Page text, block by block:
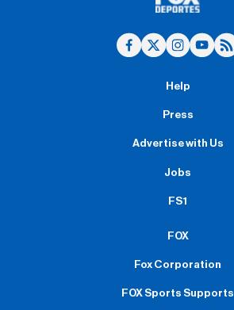
Help
Press
Advertise with Us
Jobs
FS1
FOX
Fox Corporation
FOX Sports Supports